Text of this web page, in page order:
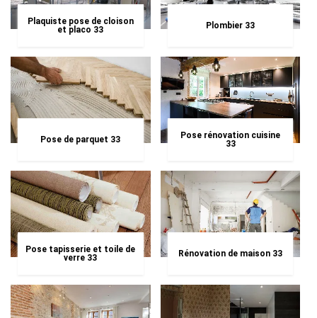
Plaquiste pose de cloison
et placo 33
Plombier 33
Pose de parquet 33
Pose rénovation cuisine
33
Pose tapisserie et toile de
verre 33
Rénovation de maison 33